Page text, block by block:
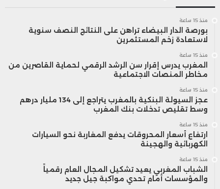
ويترقب المستثمرون في الوقت الحالي أي
إشارات رسمية من صناع القرار في طوكيو
استمرار الفجوة الكبيرة بين السياسة النقدية
اليابانية ونظيراتها في الاقتصادات الكبرى،
وهو ما يبقي الين تحت ضغط مستمر في
سوق العملات العالمية.
منذ 15 ساعة
بورصة الدار البيضاء تراهن على النتائج النصف سنوية
لاستعادة زخم المستثمرين
منذ 15 ساعة
المغرب يدرس إقرار سن الرشد الرقمي لحماية القاصرين من
مخاطر المنصات الاجتماعية
منذ 15 ساعة
عجز السيولة البنكية بالمغرب يتراجع إلى 134 مليار درهم
وسط تقليص تدخلات بنك المغرب
منذ 15 ساعة
ارتفاع أسعار المحروقات يدفع المغاربة نحو السيارات
الكهربائية والهجينة
منذ 15 ساعة
الشباب المغربي يعيد تشكيل المجال العام رقمياً
والمؤسسات أمام تحدي مواكبة جيل جديد